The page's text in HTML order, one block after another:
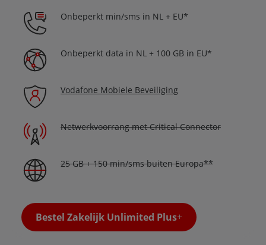
Onbeperkt min/sms in NL + EU*
Onbeperkt data in NL + 100 GB in EU*
Vodafone Mobiele Beveiliging
Netwerkvoorrang met Critical Connector
25 GB + 150 min/sms buiten Europa**
Bestel Zakelijk Unlimited Plus